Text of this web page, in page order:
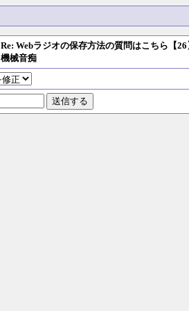
Re: Webラジオの保存方法の質問はこちら【26
機械音痴